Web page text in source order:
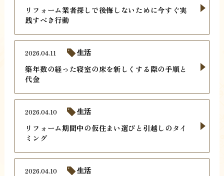
リフォーム業者探しで後悔しないために今すぐ実
践すべき行動
築年数の経った寝室の床を新しくする際の手順と
代金
2026.04.11 生活
リフォーム期間中の仮住まい選びと引越しのタイ
ミング
2026.04.10 生活
2026.04.10 生活